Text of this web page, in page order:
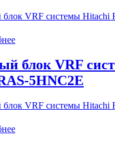
блок VRF
5HNC2E